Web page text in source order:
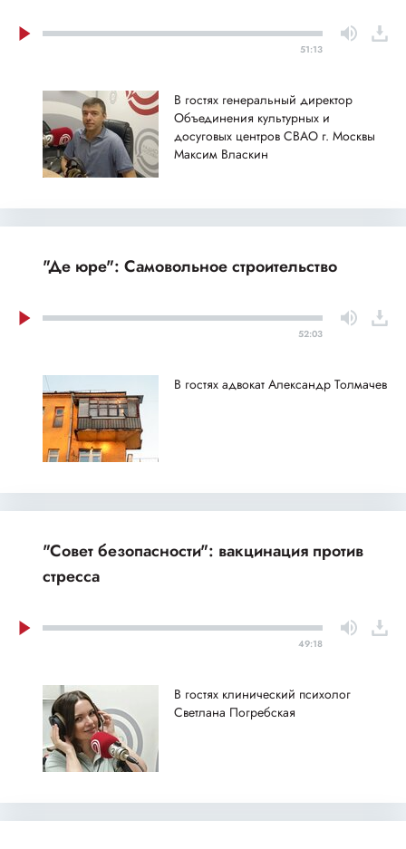
51:13
В гостях генеральный директор
Объединения культурных и
досуговых центров СВАО г. Москвы
Максим Власкин
"Де юре": Самовольное строительство
52:03
В гостях адвокат Александр Толмачев
"Совет безопасности": вакцинация против
стресса
49:18
В гостях клинический психолог
Светлана Погребская